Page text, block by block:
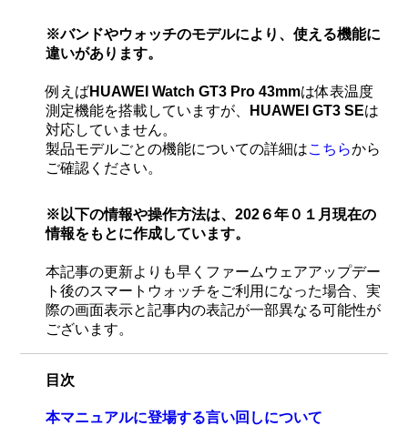
※バンドやウォッチのモデルにより、使える機能に
違いがあります。
例えばHUAWEI Watch GT3 Pro 43mmは体表温度
測定機能を搭載していますが、
HUAWEI GT3 SEは
対応していません。
製品モデルごとの機能についての詳細はこちらから
ご確認ください。
※以下の情報や操作方法は、202６年０１月現在の
情報をもとに作成しています。
本記事の更新よりも早くファームウェアアップデー
ト後のスマートウォッチをご利用になった場合、実
際の画面表示と記事内の表記が一部異なる可能性が
ございます。
目次
本マニュアルに登場する言い回しについて